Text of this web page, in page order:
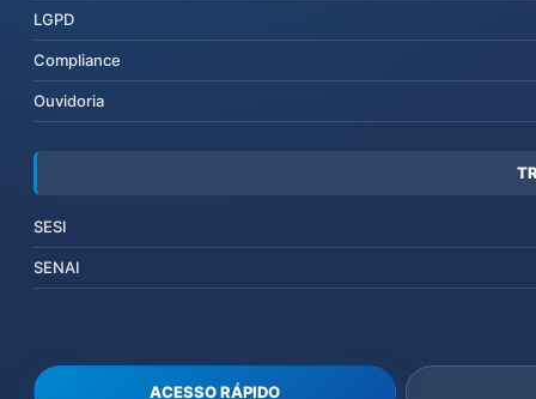
LGPD
Compliance
Ouvidoria
SESI
SENAI
ACESSO RÁPIDO